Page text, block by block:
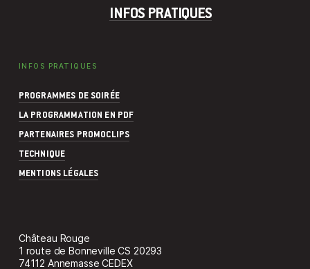
INFOS PRATIQUES
INFOS PRATIQUES
PROGRAMMES DE SOIRÉE
LA PROGRAMMATION EN PDF
PARTENAIRES PROMOCLIPS
TECHNIQUE
MENTIONS LÉGALES
Château Rouge
1 route de Bonneville CS 20293
74112 Annemasse CEDEX